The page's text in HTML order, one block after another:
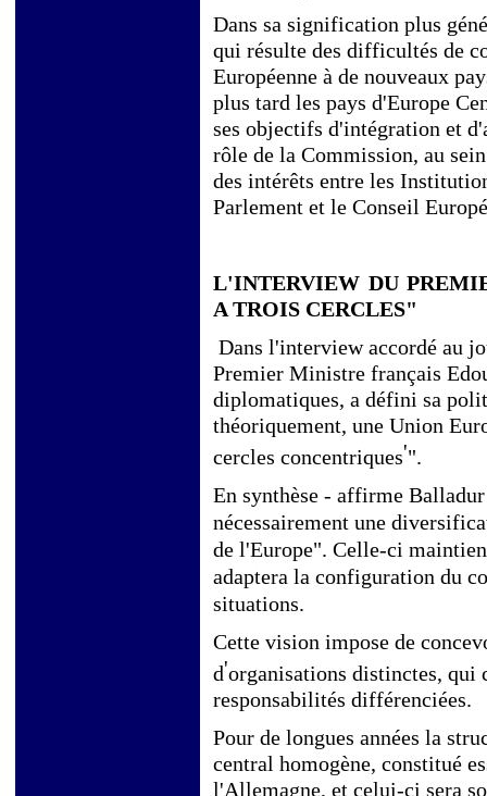
Dans sa signification plus
qui résulte des difficultés de
Européenne à de nouveaux
plus tard les pays d'Europe
ses objectifs d'intégration et
rôle de la Commission, au
des intérêts entre les
Parlement et le Conseil
L'INTERVIEW DU
A TROIS CERCLES"
Dans l'interview accordé au
Premier Ministre français
diplomatiques, a défini sa
théoriquement, une Union
cercles concentriques'".
En synthèse - affirme
nécessairement une
de l'Europe". Celle-ci
adaptera la configuration du
situations.
Cette vision impose de
d'organisations distinctes, qui
responsabilités différenciées.
Pour de longues années la
central homogène, constitué
l'Allemagne, et celui-ci sera